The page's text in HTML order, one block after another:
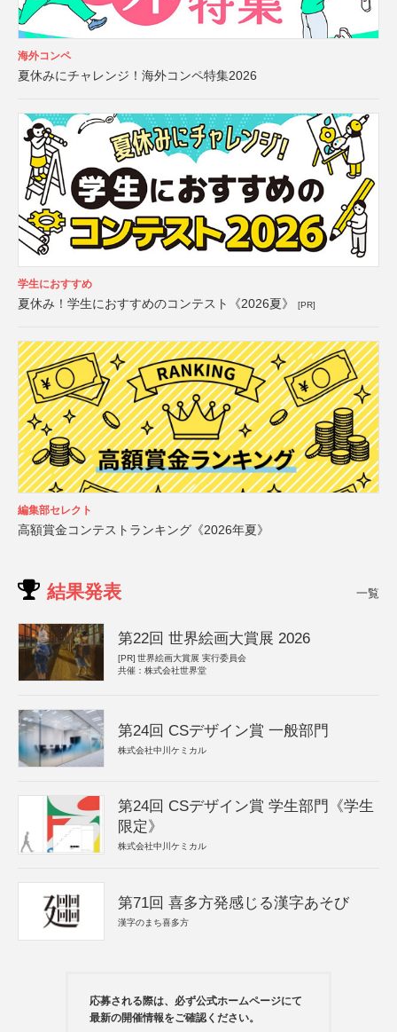
海外コンペ
夏休みにチャレンジ！海外コンペ特集2026
学生におすすめ
夏休み！学生におすすめのコンテスト《2026夏》 [PR]
編集部セレクト
高額賞金コンテストランキング《2026年夏》
結果発表 一覧
第22回 世界絵画大賞展 2026
[PR] 世界絵画大賞展 実行委員会
共催：株式会社世界堂
第24回 CSデザイン賞 一般部門
株式会社中川ケミカル
第24回 CSデザイン賞 学生部門《学生
限定》
株式会社中川ケミカル
第71回 喜多方発感じる漢字あそび
漢字のまち喜多方
応募される際は、必ず公式ホームページにて
最新の開催情報をご確認ください。